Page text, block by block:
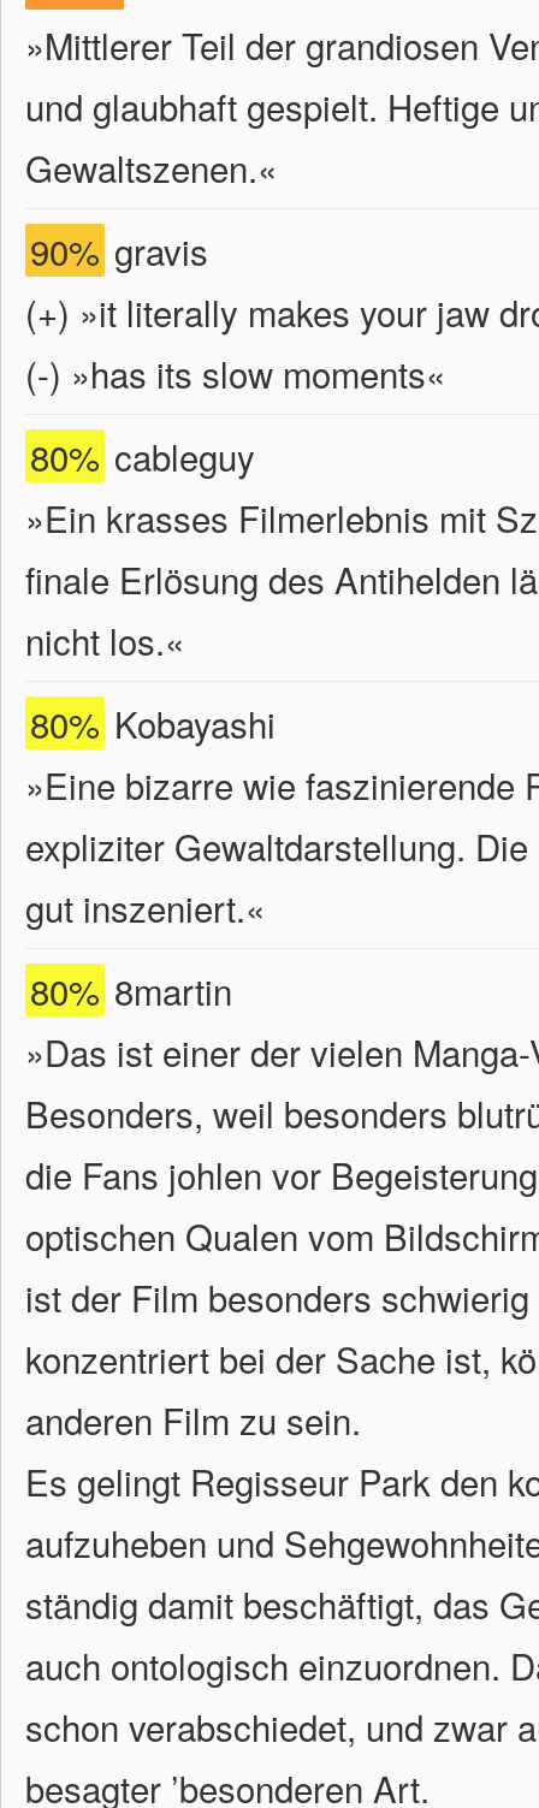
»Mittlerer Teil der grandiosen
und glaubhaft gespielt. Heftige
Gewaltszenen.«
90% gravis
(+) »it literally makes your jaw
(-) »has its slow moments«
80% cableguy
»Ein krasses Filmerlebnis mit
finale Erlösung des Antihelden
nicht los.«
80% Kobayashi
»Eine bizarre wie faszinierende
expliziter Gewaltdarstellung.
gut inszeniert.«
80% 8martin
»Das ist einer der vielen
Besonders, weil besonders
die Fans johlen vor
optischen Qualen vom
ist der Film besonders
konzentriert bei der Sache ist,
anderen Film zu sein.
Es gelingt Regisseur Park den
aufzuheben und
ständig damit beschäftigt, das
auch ontologisch einzuordnen.
schon verabschiedet, und zwar
besagter ’besonderen Art.